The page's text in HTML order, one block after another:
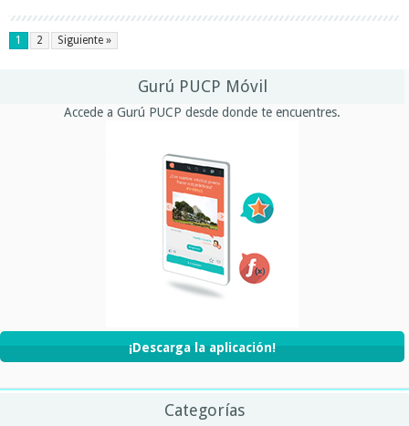
1 2 Siguiente »
Gurú PUCP Móvil
Accede a Gurú PUCP desde donde te encuentres.
¡Descarga la aplicación!
Categorías